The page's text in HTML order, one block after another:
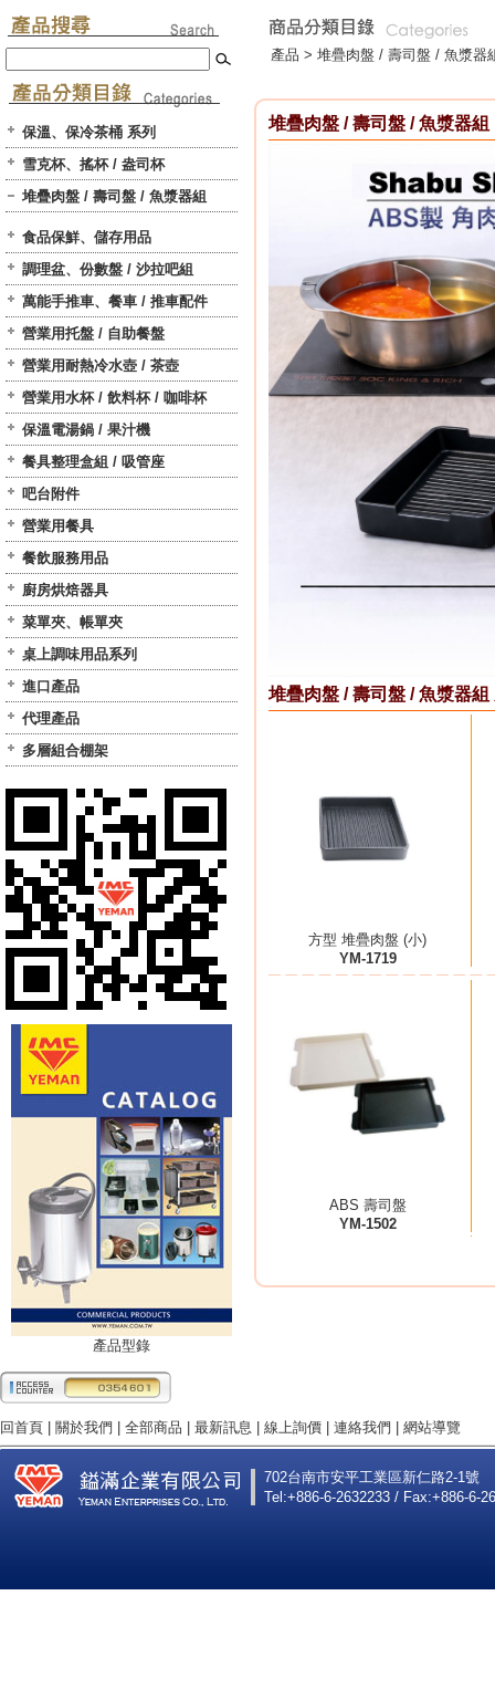
保溫、保冷茶桶 系列
雪克杯、搖杯 / 盎司杯
堆疊肉盤 / 壽司盤 / 魚漿器組
食品保鮮、儲存用品
調理盆、份數盤 / 沙拉吧組
萬能手推車、餐車 / 推車配件
營業用托盤 / 自助餐盤
營業用耐熱冷水壺 / 茶壺
營業用水杯 / 飲料杯 / 咖啡杯
保溫電湯鍋 / 果汁機
餐具整理盒組 / 吸管座
吧台附件
營業用餐具
餐飲服務用品
廚房烘焙器具
菜單夾、帳單夾
桌上調味用品系列
進口產品
代理產品
多層組合棚架
產品型錄
產品 > 堆疊肉盤 / 壽司盤 / 魚漿器
堆疊肉盤 / 壽司盤 / 魚漿器組
堆疊肉盤 / 壽司盤 / 魚漿器組
方型 堆疊肉盤 (小)
YM-1719
ABS 壽司盤
YM-1502
回首頁 | 關於我們 | 全部商品 | 最新訊息 | 線上詢價 | 連絡我們 | 網站導覽
702台南市安平工業區新仁路2-1號
Tel:+886-6-2632233 / Fax:+886-6-